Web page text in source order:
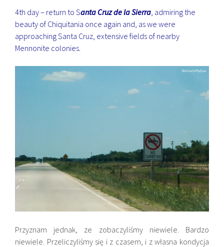
4th day – return to Santa Cruz de la Sierra, admiring the
beauty of Chiquitania once again and, as we were
approaching Santa Cruz, extensive fields of nearby
Mennonite colonies.
Przyznam jednak, ze zobaczyliśmy niewiele. Bardzo
niewiele. Przeliczyliśmy się i z czasem, i z własna kondycja